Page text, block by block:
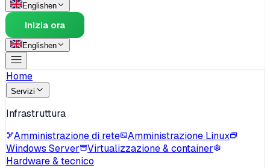
Englishen
Inizia ora
Englishen
Home
Servizi
Infrastruttura
Amministrazione di rete
Amministrazione Linux
Windows Server
Virtualizzazione & container
Hardware & tecnico